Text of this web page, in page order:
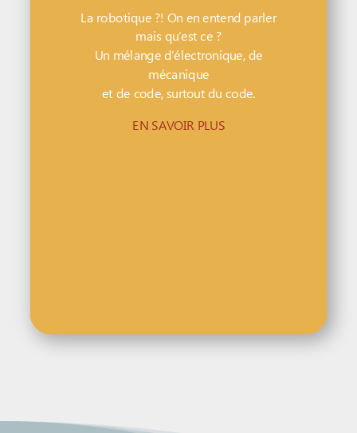
La robotique ?! On en entend parler
mais qu’est ce ?
Un mélange d’électronique, de
mécanique
et de code, surtout du code.
EN SAVOIR PLUS